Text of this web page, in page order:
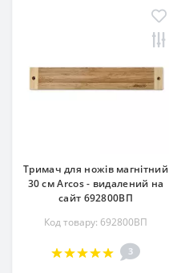
Тримач для ножів магнітний
30 см Arcos - видалений на
сайт 692800ВП
Код товару: 692800ВП
3